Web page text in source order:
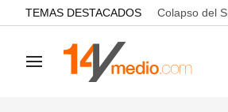
common.go-to-content
TEMAS DESTACADOS Colapso del
Navegación